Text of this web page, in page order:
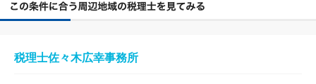
税理士佐々木広幸事務所